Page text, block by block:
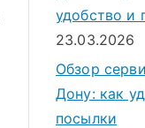
удобство и
23.03.2026
Обзор
Дону: как
посылки